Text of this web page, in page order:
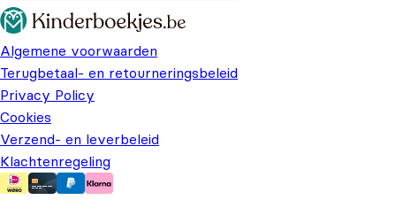
Algemene voorwaarden
Terugbetaal- en retourneringsbeleid
Privacy Policy
Cookies
Verzend- en leverbeleid
Klachtenregeling